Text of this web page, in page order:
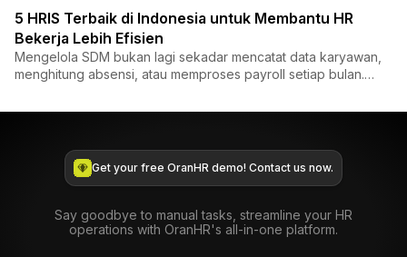
5 HRIS Terbaik di Indonesia untuk Membantu HR
Bekerja Lebih Efisien
Mengelola SDM bukan lagi sekadar mencatat data karyawan,
menghitung absensi, atau memproses payroll setiap bulan.
Get your free OranHR demo! Contact us now.
Say goodbye to manual tasks, streamline your HR
operations with OranHR's all-in-one platform.